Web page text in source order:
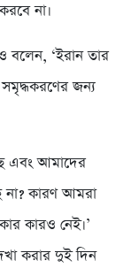
না।
বলেন, ‘ইরান তার
সমৃদ্ধকরণের জন্য
এবং আমাদের
না? কারণ আমরা
কারও নেই।’
করার দুই দিন